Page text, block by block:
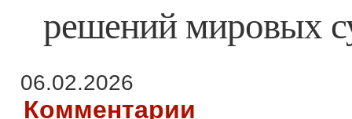
решений мировых
06.02.2026
Комментарии